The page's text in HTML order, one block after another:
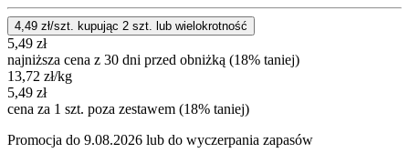
4,49 zł/szt. kupując 2 szt. lub wielokrotność
5,49 zł
najniższa cena z 30 dni przed obniżką (18% taniej)
13,72 zł/kg
5,49 zł
cena za 1 szt. poza zestawem (18% taniej)
Promocja do 9.08.2026 lub do wyczerpania zapasów